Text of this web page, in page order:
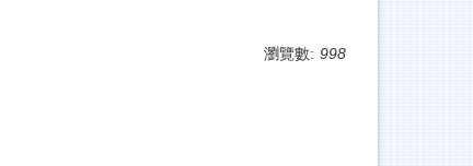
瀏覽數: 998